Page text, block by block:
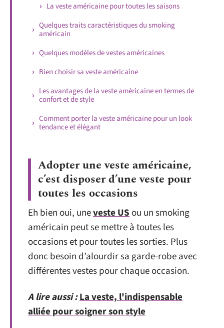
La veste américaine pour toutes les saisons
Quelques traits caractéristiques du smoking
américain
Quelques modèles de vestes américaines
Bien choisir sa veste américaine
Les avantages de la veste américaine en termes de
confort et de style
Comment porter la veste américaine pour un look
tendance et élégant
Adopter une veste américaine,
c’est disposer d’une veste pour
toutes les occasions
Eh bien oui, uneveste USou un smoking
américain peut se mettre à toutes les
occasions et pour toutes les sorties. Plus
donc besoin d’alourdir sa garde-robe avec
différentes vestes pour chaque occasion.
A lire aussi :La veste, l'indispensable
alliée pour soigner son style